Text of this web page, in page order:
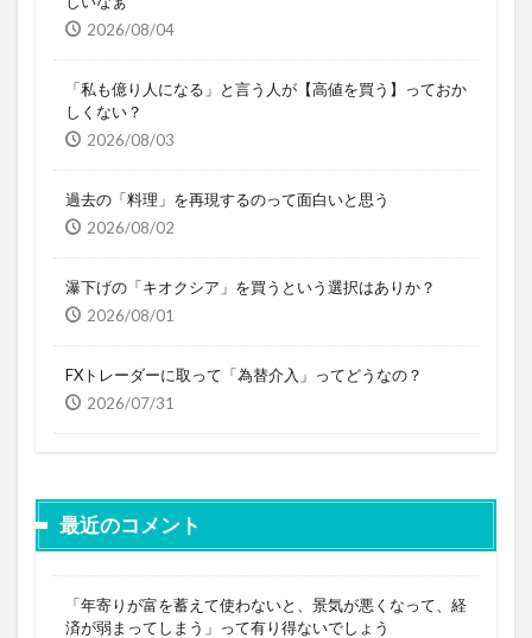
2026/08/04
「私も億り人になる」と言う人が【高値を買う】っておか
しくない？
2026/08/03
過去の「料理」を再現するのって面白いと思う
2026/08/02
瀑下げの「キオクシア」を買うという選択はありか？
2026/08/01
FXトレーダーに取って「為替介入」ってどうなの？
2026/07/31
最近のコメント
「年寄りが富を蓄えて使わないと、景気が悪くなって、経
済が弱まってしまう」って有り得ないでしょう